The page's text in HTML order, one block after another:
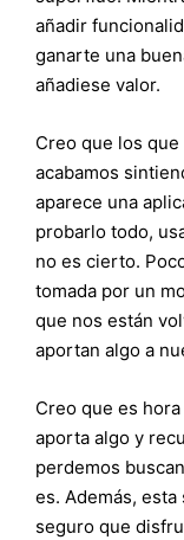
añadir
ganarte una
añadiese valor.
Creo que los
acabamos
aparece una
probarlo todo,
no es cierto.
tomada por un
que nos están
aportan algo a
Creo que es
aporta algo y
perdemos
es. Además,
seguro que